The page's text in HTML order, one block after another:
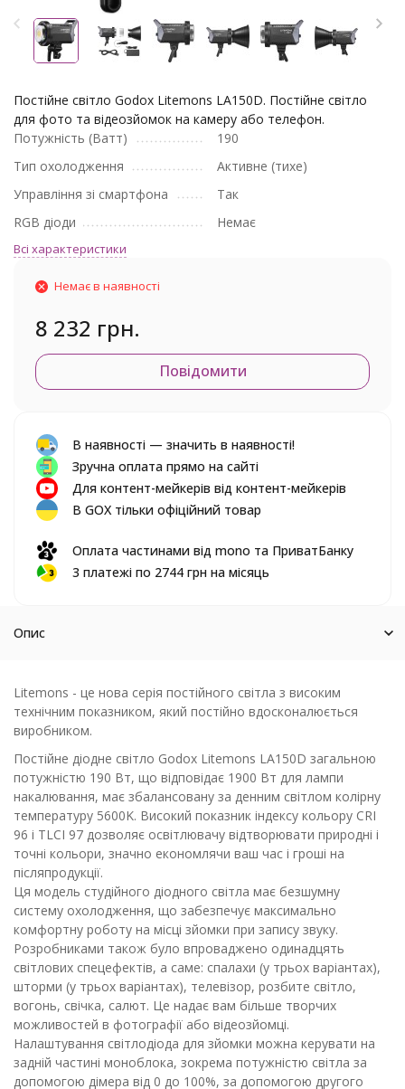
Постійне світло Godox Litemons LA150D. Постійне світло
для фото та відеозйомок на камеру або телефон.
Потужність (Ватт)
190
Тип охолодження
Активне (тихе)
Управління зі смартфона
Так
RGB діоди
Немає
Всі характеристики
Немає в наявності
8 232 грн.
Повідомити
В наявності — значить в наявності!
Зручна оплата прямо на сайті
Для контент-мейкерів від контент-мейкерів
В GOX тільки офіційний товар
Оплата частинами від mono та ПриватБанку
3 платежі по 2744 грн на місяць
Опис
Litemons - це нова серія постійного світла з високим
технічним показником, який постійно вдосконалюється
виробником.
Постійне діодне світло Godox Litemons LA150D загальною
потужністю 190 Вт, що відповідає 1900 Вт для лампи
накалювання, має збалансовану за денним світлом колірну
температуру 5600K. Високий показник індексу кольору CRI
96 і TLCI 97 дозволяє освітлювачу відтворювати природні і
точні кольори, значно економлячи ваш час і гроші на
післяпродукції.
Ця модель студійного діодного світла має безшумну
систему охолодження, що забезпечує максимально
комфортну роботу на місці зйомки при запису звуку.
Розробниками також було впроваджено одинадцять
світлових спецефектів, а саме: спалахи (у трьох варіантах),
шторми (у трьох варіантах), телевізор, розбите світло,
вогонь, свічка, салют. Це надає вам більше творчих
можливостей в фотографії або відеозйомці.
Налаштування світлодіода для зйомки можна керувати на
задній частині моноблока, зокрема потужністю світла за
допомогою дімера від 0 до 100%, за допомогою другого